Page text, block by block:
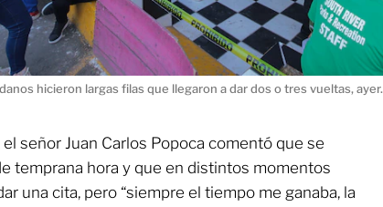
hicieron largas filas que llegaron a dar dos o tres vueltas, ayer.
el señor Juan Carlos Popoca comentó que se
temprana hora y que en distintos momentos
una cita, pero “siempre el tiempo me ganaba, la